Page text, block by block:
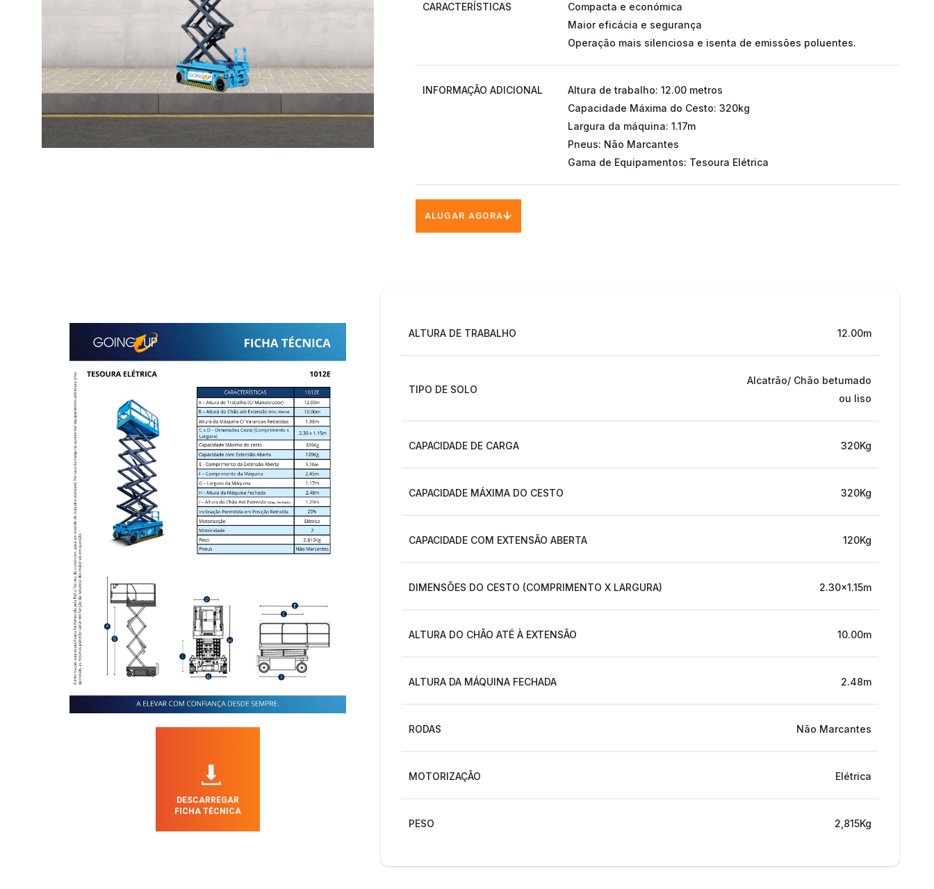
CARACTERÍSTICAS
Compacta e económica
Maior eficácia e segurança
Operação mais silenciosa e isenta de emissões poluentes.
INFORMAÇÃO ADICIONAL
Altura de trabalho: 12.00 metros
Capacidade Máxima do Cesto: 320kg
Largura da máquina: 1.17m
Pneus: Não Marcantes
Gama de Equipamentos: Tesoura Elétrica
ALUGAR AGORA
DESCARREGAR
FICHA TÉCNICA
ALTURA DE TRABALHO 12.00m
TIPO DE SOLO
Alcatrão/ Chão betumado
ou liso
CAPACIDADE DE CARGA 320Kg
CAPACIDADE MÁXIMA DO CESTO 320Kg
CAPACIDADE COM EXTENSÃO ABERTA 120Kg
DIMENSÕES DO CESTO (COMPRIMENTO X LARGURA) 2.30x1.15m
ALTURA DO CHÃO ATÉ À EXTENSÃO 10.00m
ALTURA DA MÁQUINA FECHADA 2.48m
RODAS Não Marcantes
MOTORIZAÇÃO Elétrica
PESO 2,815Kg